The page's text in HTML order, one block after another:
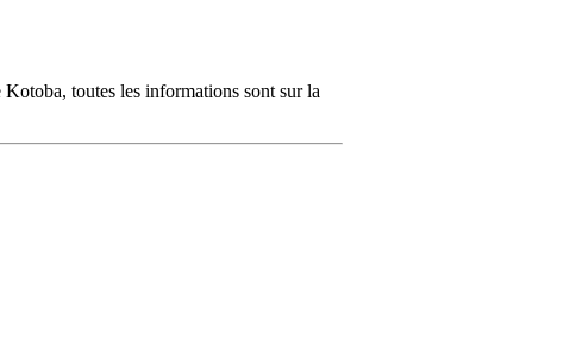
toutes les informations sont sur la